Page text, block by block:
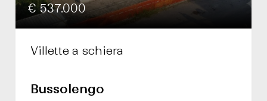
€ 537.000
Villette a schiera
Bussolengo